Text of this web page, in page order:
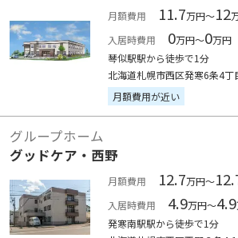
月額費用 11.7万円～12
入居時費用
0万円～0万円
琴似駅駅から徒歩で1分
北海道札幌市西区発寒6条4丁
月額費用が近い
グループホーム
グッドケア・西野
月額費用 12.7万円～
入居時費用
4.9万円～4.9
発寒南駅駅から徒歩で1分